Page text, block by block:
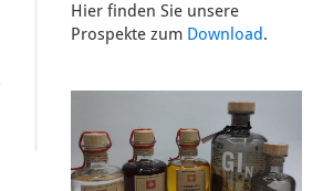
Hier finden Sie unsere
Prospekte zum Download.